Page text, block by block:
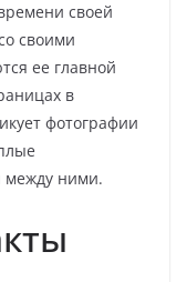
своей
своими
ее главной
в
фотографии
между ними.